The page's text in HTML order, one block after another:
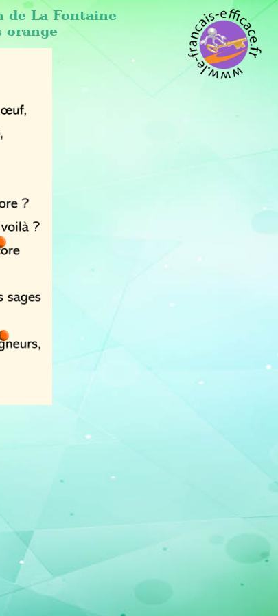
de La Fontaine
orange